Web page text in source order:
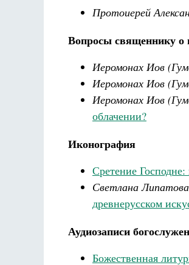
Протоиерей
Вопросы священнику о
Иеромонах Иов
Иеромонах Иов
Иеромонах Иов
облачении?
Иконография
Сретение
Светлана
древнерусском
Аудиозаписи
Божественная